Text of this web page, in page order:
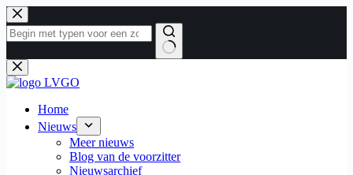
Ga
naar
de
Geen
resultaten
Home
Nieuws
Meer nieuws
Blog van de voorzitter
Nieuwsarchief